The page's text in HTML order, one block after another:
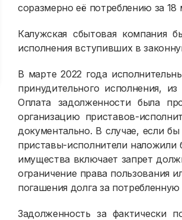
соразмерно её потреблению за 18
Калужская сбытовая компания
исполнения вступивших в
В марте 2022 года
принудительного исполнения,
Оплата задолженности была
организацию приставов-
документально. В случае, если
приставы-исполнители
имущества включает запрет
ограничение права пользования
погашения долга за
Задолженность за фактически